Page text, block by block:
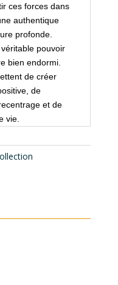
ces forces dans
authentique
profonde.
pouvoir
bien endormi.
de créer
de
et de
vie.